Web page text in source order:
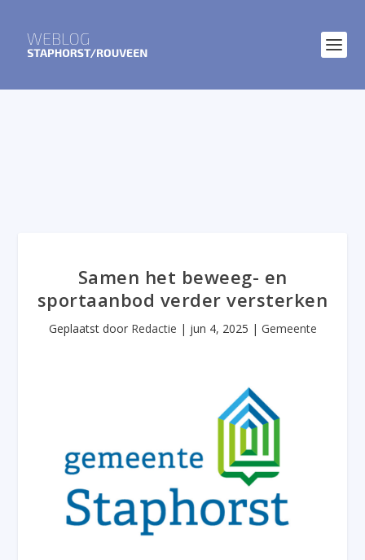
Samen het beweeg- en
sportaanbod verder versterken
Geplaatst door Redactie | jun 4, 2025 | Gemeente